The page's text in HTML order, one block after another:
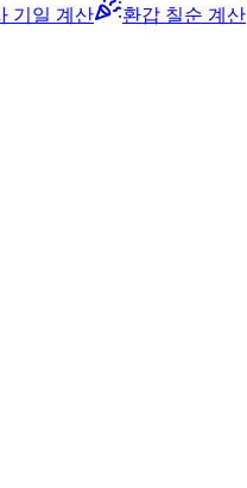
기일 계산 환갑 칠순 계산